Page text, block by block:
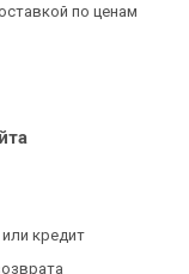
по ценам
кредит